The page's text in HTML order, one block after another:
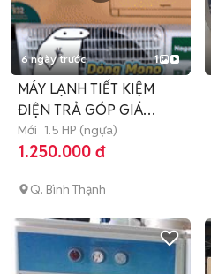
6 ngày trước 1
MÁY LẠNH TIẾT KIỆM
ĐIỆN TRẢ GÓP GIÁ
TỐT_BÌNH THẠNH
Mới 1.5 HP (ngựa)
1.250.000 đ
Q. Bình Thạnh